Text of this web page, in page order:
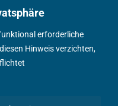
erforderliche
Hinweis verzichten,